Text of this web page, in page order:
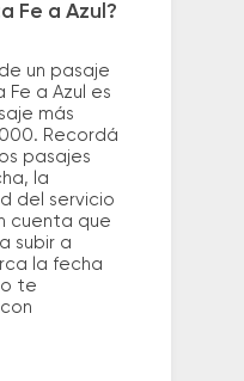
Fe a Azul?
un pasaje
a Azul es
más
Recordá
pasajes
la
del servicio
cuenta que
subir a
la fecha
te